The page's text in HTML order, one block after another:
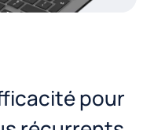
pour